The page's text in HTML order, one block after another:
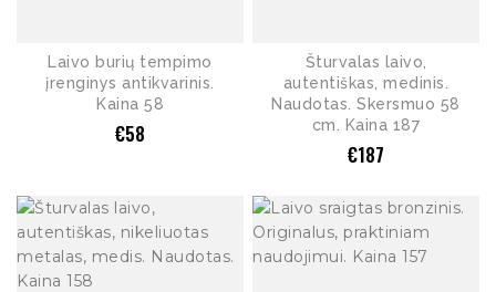
Laivo burių tempimo
įrenginys antikvarinis.
Kaina 58
€58
Šturvalas laivo,
autentiškas, medinis.
Naudotas. Skersmuo 58
cm. Kaina 187
€187